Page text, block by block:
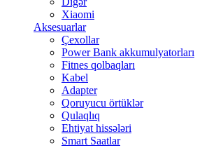
Xiaomi
Aksesuarlar
Çexollar
Power Bank akkumulyatorları
Fitnes qolbaqları
Kabel
Adapter
Qoruyucu örtüklər
Qulaqlıq
Ehtiyat hissələri
Smart Saatlar